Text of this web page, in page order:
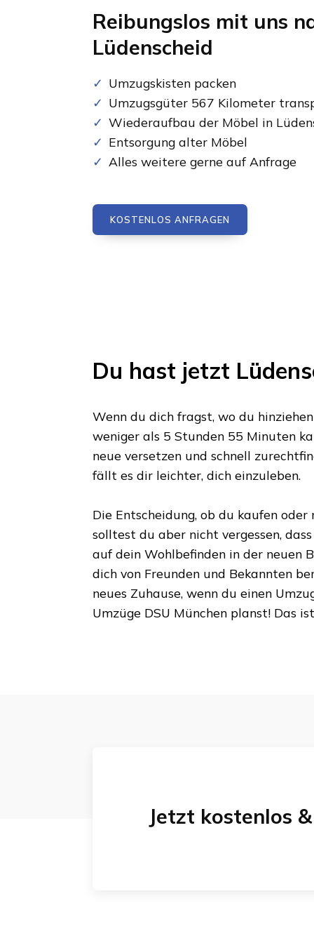
Reibungslos mit uns
Lüdenscheid
Umzugskisten packen
Umzugsgüter 567 Kilometer
Wiederaufbau der Möbel in
Entsorgung alter Möbel
Alles weitere gerne auf Anfrage
KOSTENLOS ANFRAGEN
Du hast jetzt
Wenn du dich fragst, wo du
weniger als 5 Stunden 55 Minuten
neue versetzen und schnell
fällt es dir leichter, dich einzuleben.
Die Entscheidung, ob du kaufen
solltest du aber nicht vergessen,
auf dein Wohlbefinden in der neuen
dich von Freunden und Bekannten
neues Zuhause, wenn du einen
Umzüge DSU München planst! Das
Jetzt kostenlos